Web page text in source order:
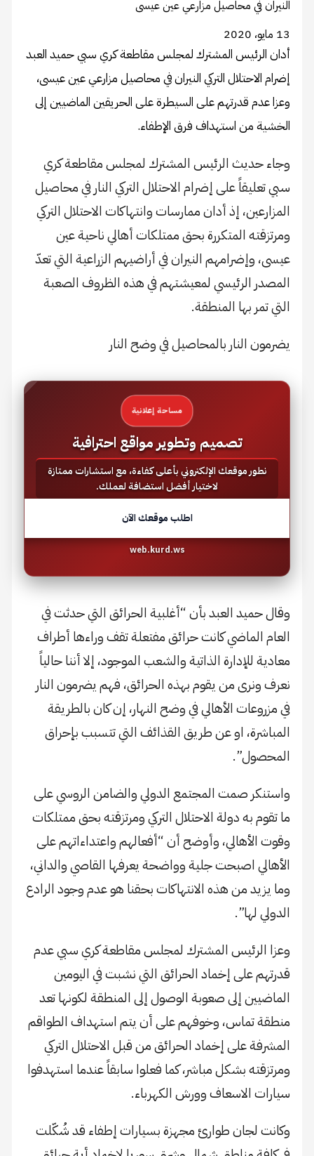
13 مايو، 2020
أدان الرئيس المشترك لمجلس مقاطعة كري سبي حميد العبد
إضرام الاحتلال التركي النيران في محاصيل مزارعي عين عيسى،
وعزا عدم قدرتهم على السيطرة على الحريقين الماضيين إلى
الخشية من استهداف فرق الإطفاء.
وجاء حديث الرئيس المشترك لمجلس مقاطعة كري
سبي تعليقاً على إضرام الاحتلال التركي النار في محاصيل
المزارعين، إذ أدان ممارسات وانتهاكات الاحتلال التركي
ومرتزقته المتكررة بحق ممتلكات أهالي ناحية عين
عيسى، وإضرامهم النيران في أراضيهم الزراعية التي تعدّ
المصدر الرئيسي لمعيشتهم في هذه الظروف الصعبة
التي تمر بها المنطقة.
يضرمون النار بالمحاصيل في وضح النار
مساحة إعلانية
تصميم وتطوير مواقع احترافية
نطور موقعك الإلكتروني بأعلى كفاءة، مع استشارات ممتازة
لاختيار أفضل استضافة لعملك.
اطلب موقعك الآن
web.kurd.ws
وقال حميد العبد بأن “أغلبية الحرائق التي حدثت في
العام الماضي كانت حرائق مفتعلة تقف وراءها أطراف
معادية للإدارة الذاتية والشعب الموجود، إلا أننا حالياً
نعرف ونرى من يقوم بهذه الحرائق، فهم يضرمون النار
في مزروعات الأهالي في وضح النهار، إن كان بالطريقة
المباشرة، او عن طريق القذائف التي تتسبب بإحراق
المحصول”.
واستنكر صمت المجتمع الدولي والضامن الروسي على
ما تقوم به دولة الاحتلال التركي ومرتزقته بحق ممتلكات
وقوت الأهالي، وأوضح أن “أفعالهم واعتداءاتهم على
الأهالي اصبحت جلية وواضحة يعرفها القاصي والداني،
وما يزيد من هذه الانتهاكات بحقنا هو عدم وجود الرادع
الدولي لها”.
وعزا الرئيس المشترك لمجلس مقاطعة كري سبي عدم
قدرتهم على إخماد الحرائق التي نشبت في اليومين
الماضيين إلى صعوبة الوصول إلى المنطقة لكونها تعد
منطقة تماس، وخوفهم على أن يتم استهداف الطواقم
المشرفة على إخماد الحرائق من قبل الاحتلال التركي
ومرتزقته بشكل مباشر، كما فعلوا سابقاً عندما استهدفوا
سيارات الاسعاف وورش الكهرباء.
وكانت لجان طوارئ مجهزة بسيارات إطفاء قد شُكّلت